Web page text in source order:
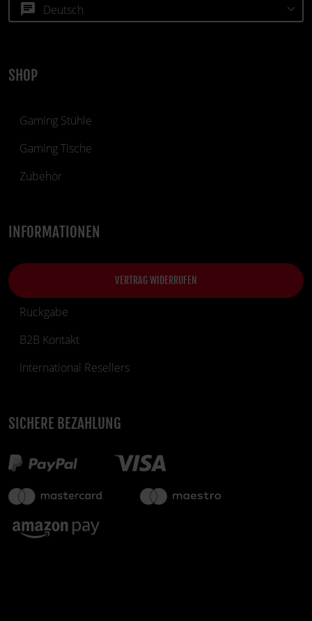
SHOP
Gaming Stühle
Gaming Tische
Zubehör
INFORMATIONEN
VERTRAG WIDERRUFEN
Rückgabe
B2B Kontakt
International Resellers
SICHERE BEZAHLUNG
chat